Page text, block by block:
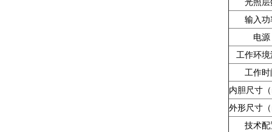
输入功
电源
工作环
工作时
内胆尺寸
外形尺寸
技术配